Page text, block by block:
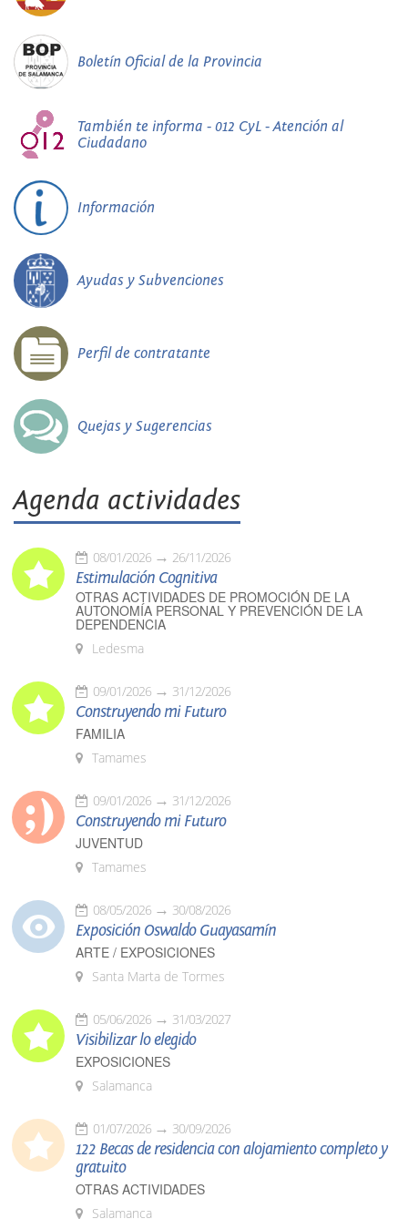
Boletín Oficial de la Provincia
También te informa - 012 CyL - Atención al
Ciudadano
Información
Ayudas y Subvenciones
Perfil de contratante
Quejas y Sugerencias
Agenda actividades
08/01/2026 26/11/2026
Estimulación Cognitiva
OTRAS ACTIVIDADES DE PROMOCIÓN DE LA
AUTONOMÍA PERSONAL Y PREVENCIÓN DE LA
DEPENDENCIA
Ledesma
09/01/2026 31/12/2026
Construyendo mi Futuro
FAMILIA
Tamames
09/01/2026 31/12/2026
Construyendo mi Futuro
JUVENTUD
Tamames
08/05/2026 30/08/2026
Exposición Oswaldo Guayasamín
ARTE / EXPOSICIONES
Santa Marta de Tormes
05/06/2026 31/03/2027
Visibilizar lo elegido
EXPOSICIONES
Salamanca
01/07/2026 30/09/2026
122 Becas de residencia con alojamiento completo y
gratuito
OTRAS ACTIVIDADES
Salamanca